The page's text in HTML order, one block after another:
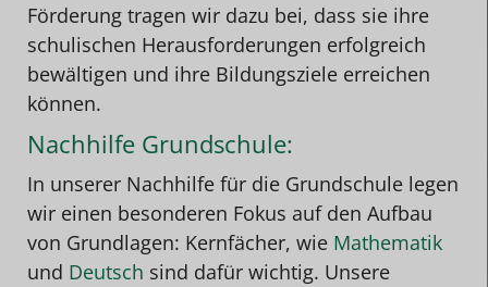
Förderung tragen wir dazu bei, dass sie ihre
schulischen Herausforderungen erfolgreich
bewältigen und ihre Bildungsziele erreichen
können.
Nachhilfe Grundschule:
In unserer Nachhilfe für die Grundschule legen
wir einen besonderen Fokus auf den Aufbau
von Grundlagen: Kernfächer, wie Mathematik
und Deutsch sind dafür wichtig. Unsere